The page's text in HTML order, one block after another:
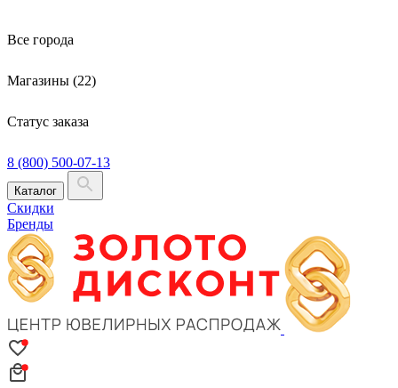
Все города
Магазины (22)
Статус заказа
8 (800) 500-07-13
Каталог
Скидки
Бренды